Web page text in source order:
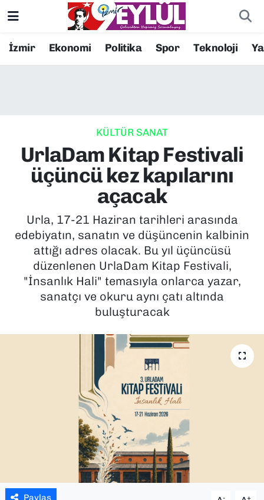
İzmir Ekonomi Politika Spor Teknoloji
KÜLTÜR SANAT
UrlaDam Kitap Festivali
üçüncü kez kapılarını
açacak
Urla, 17-21 Haziran tarihleri arasında
edebiyatın, sanatın ve düşüncenin kalbinin
attığı adres olacak. Bu yıl üçüncüsü
düzenlenen UrlaDam Kitap Festivali,
"İnsanlık Hali" temasıyla onlarca yazar,
sanatçı ve okuru aynı çatı altında
buluşturacak
Paylaş - +
Resmi İlanlar
EKONOMİ
KÜLTÜR SANAT
MAGAZİN
POLİTİKA
SAĞLIK
YEREL YÖNETİMLER
Konak Nöbetçi Eczaneler
Süper Lig Puan Durumu ve Fikstür
Tüm Manşetler
Son Dakika Haberleri
Haber Arşivi